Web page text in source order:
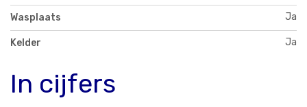
Wasplaats Ja
Kelder Ja
In cijfers